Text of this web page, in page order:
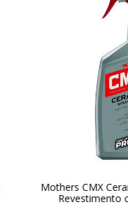
Mothers CMX
Revestimento